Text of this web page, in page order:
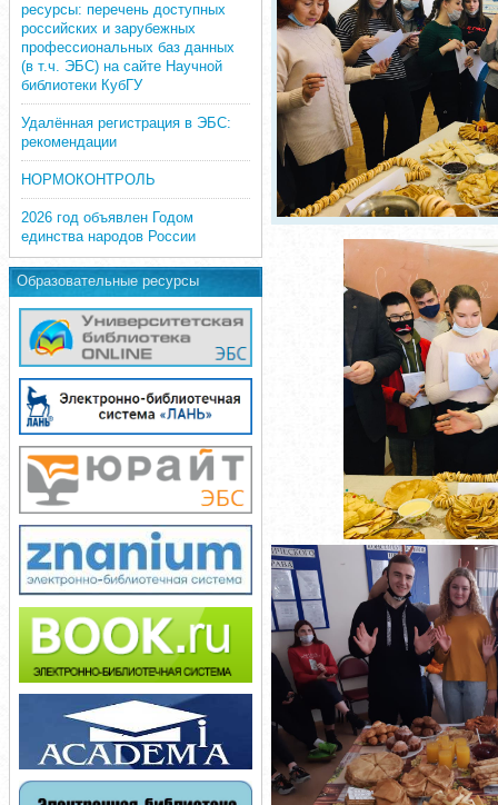
ресурсы: перечень доступных
российских и зарубежных
профессиональных баз данных
(в т.ч. ЭБС) на сайте Научной
библиотеки КубГУ
Удалённая регистрация в ЭБС:
рекомендации
НОРМОКОНТРОЛЬ
2026 год объявлен Годом
единства народов России
Образовательные ресурсы